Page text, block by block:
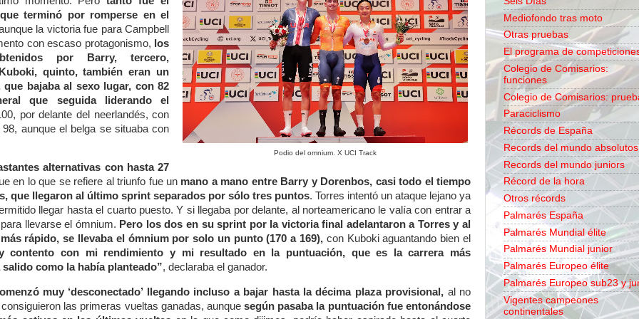
Podio del omnium. X UCI Track
terminó por romperse en el
la victoria fue para Campbell
con escaso protagonismo, los
por Barry, tercero,
quinto, también eran un
que bajaba al sexo lugar, con 82
que seguida liderando el
por delante del neerlandés, con
aunque el belga se situaba con
alternativas con hasta 27
en lo que se refiere al triunfo fue un mano a mano entre Barry y Dorenbos, casi todo el tiempo
que llegaron al último sprint separados por sólo tres puntos. Torres intentó un ataque lejano ya
llegar hasta el cuarto puesto. Y si llegaba por delante, al norteamericano le valía con entrar a
llevarse el ómnium. Pero los dos en su sprint por la victoria final adelantaron a Torres y al
rápido, se llevaba el ómnium por solo un punto (170 a 169), con Kuboki aguantando bien el
contento con mi rendimiento y mi resultado en la puntuación, que es la carrera más
como la había planteado”, declaraba el ganador.
muy ‘desconectado’ llegando incluso a bajar hasta la décima plaza provisional, al no
las primeras vueltas ganadas, aunquesegún pasaba la puntuación fue entonándose
Mediofondo tras moto
Otras pruebas
El programa de
Colegio de Comisarios:
funciones
Colegio de Comisarios:
Paraciclismo
Récords de España
Records del mundo absolutos
Records del mundo juniors
Récord de la hora
Otros récords
Palmarés España
Palmarés Mundial élite
Palmarés Mundial junior
Palmarés Europeo élite
Palmarés Europeo sub23 y
Vigentes campeones
continentales